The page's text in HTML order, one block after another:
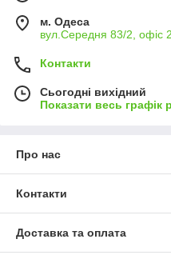
м. Одеса
вул.Середня 83/2, офіс
Контакти
Сьогодні вихідний
Показати весь графік
Про нас
Контакти
Доставка та оплата